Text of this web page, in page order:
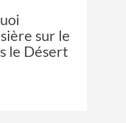
sur le
le Désert